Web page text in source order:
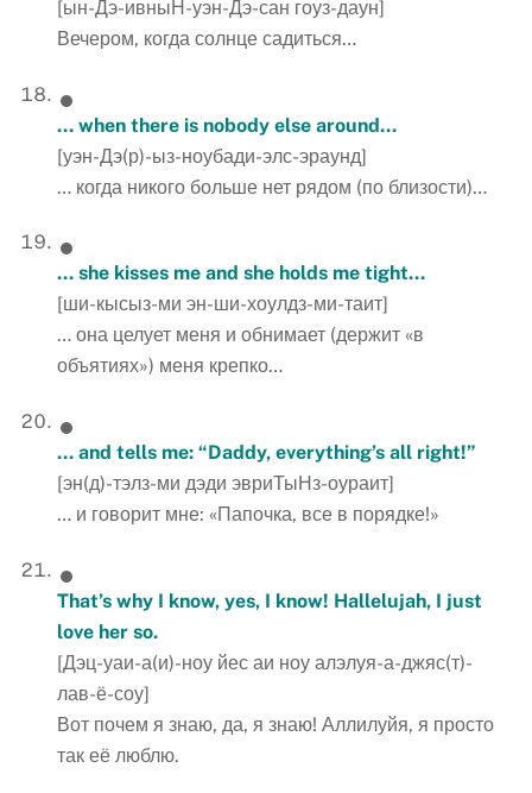
[ын-Дэ-ивныН-уэн-Дэ-сан гоуз-даун]
Вечером, когда солнце садиться…
… when there is nobody else around…
[уэн-Дэ(р)-ыз-ноубади-элс-эраунд]
… когда никого больше нет рядом (по близости)…
… she kisses me and she holds me tight…
[ши-кысыз-ми эн-ши-хоулдз-ми-таит]
… она целует меня и обнимает (держит «в
объятиях») меня крепко…
… and tells me: “Daddy, everything’s all right!”
[эн(д)-тэлз-ми дэди эвриТыНз-оураит]
… и говорит мне: «Папочка, все в порядке!»
That’s why I know, yes, I know! Hallelujah, I just
love her so.
[Дэц-уаи-а(и)-ноу йес аи ноу алэлуя-а-джяс(т)-
лав-ё-соу]
Вот почем я знаю, да, я знаю! Аллилуйя, я просто
так её люблю.